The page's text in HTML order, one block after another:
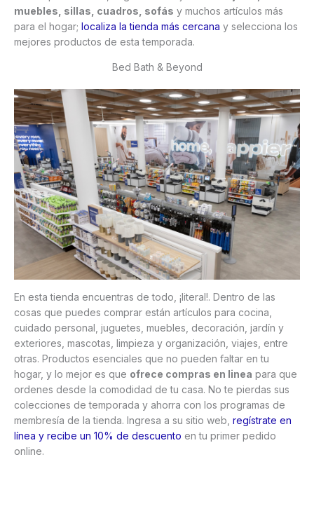
muebles, sillas, cuadros, sofás y muchos artículos más
para el hogar; localiza la tienda más cercana y selecciona los
mejores productos de esta temporada.
Bed Bath & Beyond
En esta tienda encuentras de todo, ¡literal!. Dentro de las
cosas que puedes comprar están artículos para cocina,
cuidado personal, juguetes, muebles, decoración, jardín y
exteriores, mascotas, limpieza y organización, viajes, entre
otras. Productos esenciales que no pueden faltar en tu
hogar, y lo mejor es que ofrece compras en linea para que
ordenes desde la comodidad de tu casa. No te pierdas sus
colecciones de temporada y ahorra con los programas de
membresía de la tienda. Ingresa a su sitio web, regístrate en
línea y recibe un 10% de descuento en tu primer pedido
online.